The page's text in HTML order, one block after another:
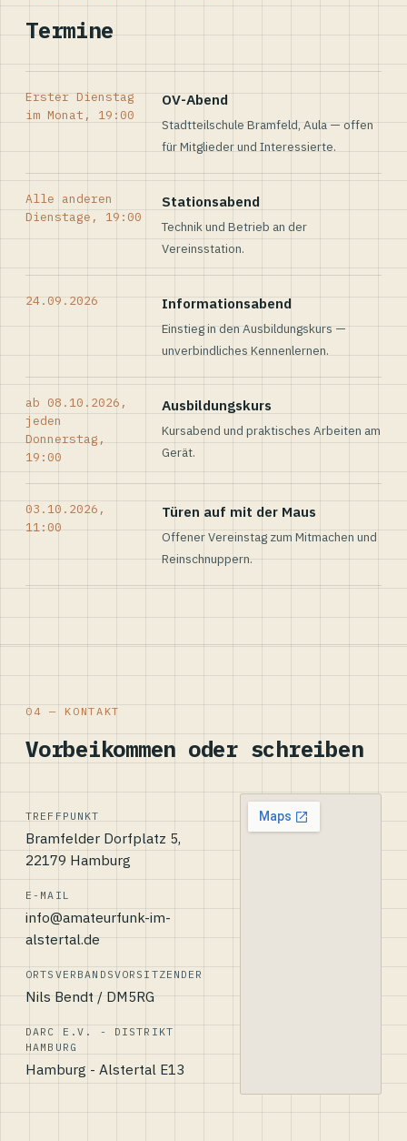
Termine
Erster Dienstag
im Monat, 19:00
OV-Abend
Stadtteilschule Bramfeld, Aula — offen
für Mitglieder und Interessierte.
Alle anderen
Dienstage, 19:00
Stationsabend
Technik und Betrieb an der
Vereinsstation.
24.09.2026 Informationsabend
Einstieg in den Ausbildungskurs —
unverbindliches Kennenlernen.
ab 08.10.2026,
jeden
Donnerstag,
19:00
Ausbildungskurs
Kursabend und praktisches Arbeiten am
Gerät.
03.10.2026,
11:00
Türen auf mit der Maus
Offener Vereinstag zum Mitmachen und
Reinschnuppern.
04 — KONTAKT
Vorbeikommen oder schreiben
TREFFPUNKT
Bramfelder Dorfplatz 5,
22179 Hamburg
E-MAIL
info@amateurfunk-im-
alstertal.de
ORTSVERBANDSVORSITZENDER
Nils Bendt / DM5RG
DARC E.V. - DISTRIKT
HAMBURG
Hamburg - Alstertal E13